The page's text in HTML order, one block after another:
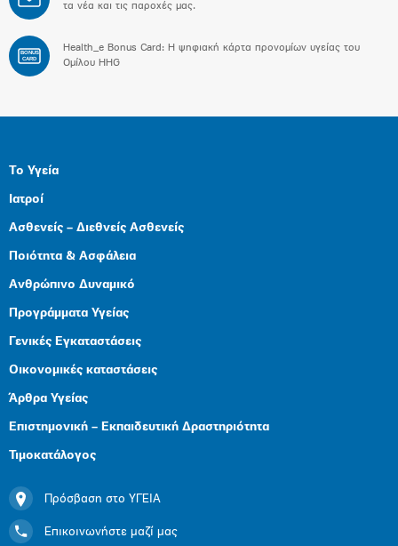
τα νέα και τις παροχές μας.
BONUS
CARD
Health_e Bonus Card: H ψηφιακή κάρτα προνομίων υγείας του
Ομίλου HHG
Το Υγεία
Ιατροί
Ασθενείς – Διεθνείς Ασθενείς
Ποιότητα & Ασφάλεια
Ανθρώπινο Δυναμικό
Προγράμματα Υγείας
Γενικές Εγκαταστάσεις
Οικονομικές καταστάσεις
Άρθρα Υγείας
Επιστημονική – Εκπαιδευτική Δραστηριότητα
Τιμοκατάλογος
Πρόσβαση στο ΥΓΕΙΑ
Επικοινωνήστε μαζί μας